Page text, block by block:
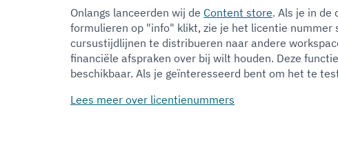
Onlangs lanceerden wij de Content store. Als je in
formulieren op "info" klikt, zie je het licentie
cursustijdlijnen te distribueren naar andere
financiële afspraken over bij wilt houden. Deze
beschikbaar. Als je geïnteresseerd bent om het te
Lees meer over licentienummers